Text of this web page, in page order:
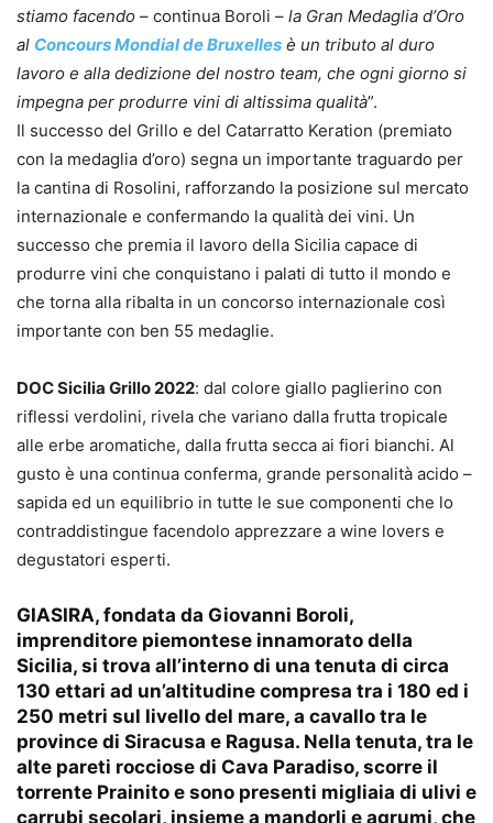
stiamo facendo – continua Boroli – la Gran Medaglia d’Oro
al Concours Mondial de Bruxelles è un tributo al duro
lavoro e alla dedizione del nostro team, che ogni giorno si
impegna per produrre vini di altissima qualità”.
Il successo del Grillo e del Catarratto Keration (premiato
con la medaglia d’oro) segna un importante traguardo per
la cantina di Rosolini, rafforzando la posizione sul mercato
internazionale e confermando la qualità dei vini. Un
successo che premia il lavoro della Sicilia capace di
produrre vini che conquistano i palati di tutto il mondo e
che torna alla ribalta in un concorso internazionale così
importante con ben 55 medaglie.
DOC Sicilia Grillo 2022: dal colore giallo paglierino con
riflessi verdolini, rivela che variano dalla frutta tropicale
alle erbe aromatiche, dalla frutta secca ai fiori bianchi. Al
gusto è una continua conferma, grande personalità acido –
sapida ed un equilibrio in tutte le sue componenti che lo
contraddistingue facendolo apprezzare a wine lovers e
degustatori esperti.
GIASIRA, fondata da Giovanni Boroli,
imprenditore piemontese innamorato della
Sicilia, si trova all’interno di una tenuta di circa
130 ettari ad un’altitudine compresa tra i 180 ed i
250 metri sul livello del mare, a cavallo tra le
province di Siracusa e Ragusa. Nella tenuta, tra le
alte pareti rocciose di Cava Paradiso, scorre il
torrente Prainito e sono presenti migliaia di ulivi e
carrubi secolari, insieme a mandorli e agrumi, che